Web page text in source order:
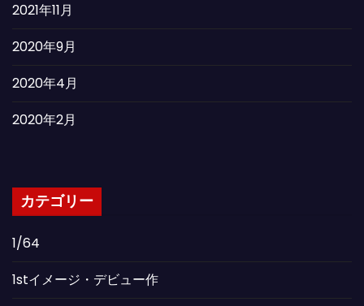
2021年11月
2020年9月
2020年4月
2020年2月
カテゴリー
1/64
1stイメージ・デビュー作